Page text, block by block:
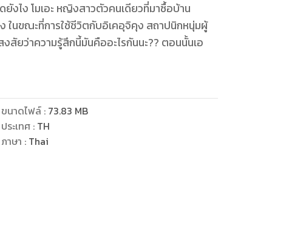
ยังไง โมเอะ หญิงสาวตัวคนเดียวที่มาซื้อบ้าน
ในขณะที่การใช้ชีวิตกับอิเคอุจิคุง สถาปนิกหนุ่มผู้
งสัยว่าความรู้สึกนี้มันคืออะไรกันนะ?? ตอนนั้นเอ
ขนาดไฟล์: 73.83 MB
ประเทศ : TH
ภาษา : Thai